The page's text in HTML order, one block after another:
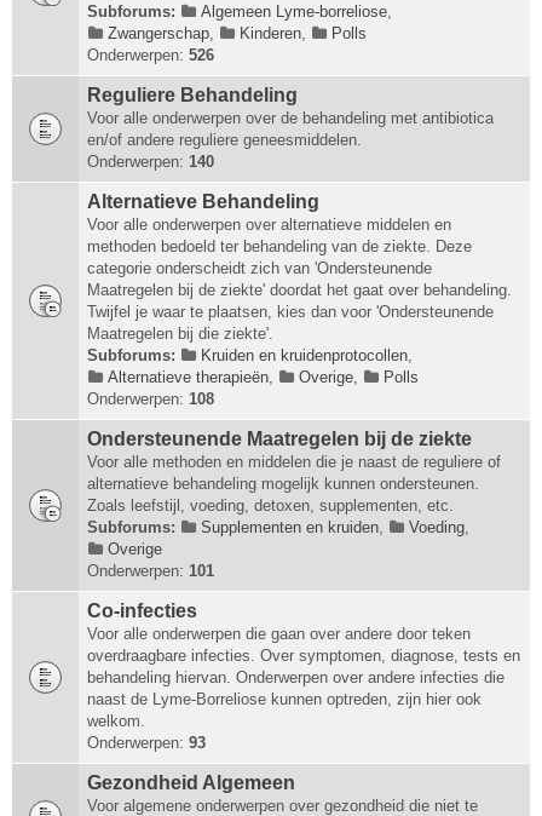
Subforums:
Algemeen Lyme-borreliose,
Zwangerschap, Kinderen,
Polls
Onderwerpen: 526
Reguliere Behandeling
Voor alle onderwerpen over de behandeling met antibiotica
en/of andere reguliere geneesmiddelen.
Onderwerpen: 140
Alternatieve Behandeling
Voor alle onderwerpen over alternatieve middelen en
methoden bedoeld ter behandeling van de ziekte. Deze
categorie onderscheidt zich van 'Ondersteunende
Maatregelen bij de ziekte' doordat het gaat over behandeling.
Twijfel je waar te plaatsen, kies dan voor 'Ondersteunende
Maatregelen bij die ziekte'.
Subforums:
Kruiden en kruidenprotocollen,
Alternatieve therapieën, Overige,
Polls
Onderwerpen: 108
Ondersteunende Maatregelen bij de ziekte
Voor alle methoden en middelen die je naast de reguliere of
alternatieve behandeling mogelijk kunnen ondersteunen.
Zoals leefstijl, voeding, detoxen, supplementen, etc.
Subforums:
Supplementen en kruiden, Voeding,
Overige
Onderwerpen: 101
Co-infecties
Voor alle onderwerpen die gaan over andere door teken
overdraagbare infecties. Over symptomen, diagnose, tests en
behandeling hiervan. Onderwerpen over andere infecties die
naast de Lyme-Borreliose kunnen optreden, zijn hier ook
welkom.
Onderwerpen: 93
Gezondheid Algemeen
Voor algemene onderwerpen over gezondheid die niet te